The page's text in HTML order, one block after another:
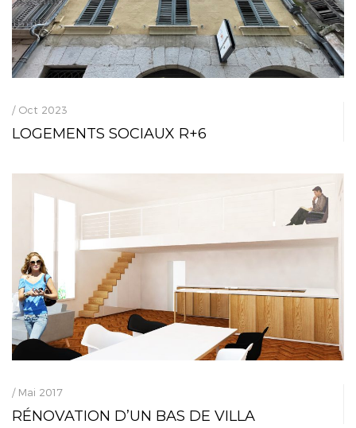
/ Oct 2023
LOGEMENTS SOCIAUX R+6
/ Mai 2017
RÉNOVATION D’UN BAS DE VILLA